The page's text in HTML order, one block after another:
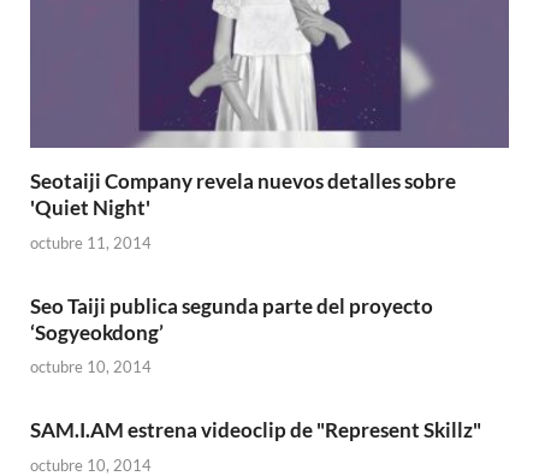
Seotaiji Company revela nuevos detalles sobre
'Quiet Night'
octubre 11, 2014
Seo Taiji publica segunda parte del proyecto
‘Sogyeokdong’
octubre 10, 2014
SAM.I.AM estrena videoclip de "Represent Skillz"
octubre 10, 2014